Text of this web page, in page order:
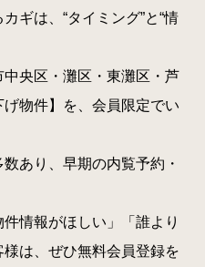
ギは、“タイミング”と“情
央区・灘区・東灘区・芦
物件】を、会員限定でい
あり、早期の内覧予約・
情報がほしい」「誰より
は、ぜひ無料会員登録を